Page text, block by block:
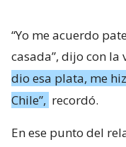
“Yo me acuerdo
casada”, dijo con la
dio esa plata, me
Chile”, recordó.
En ese punto del